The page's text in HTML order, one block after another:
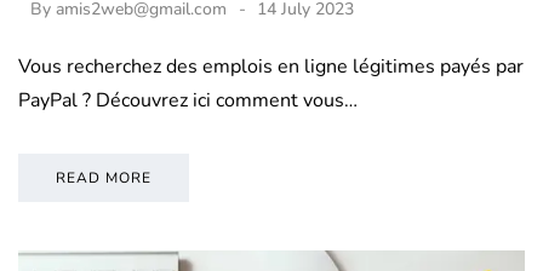
By amis2web@gmail.com 14 July 2023
Vous recherchez des emplois en ligne légitimes payés par
PayPal ? Découvrez ici comment vous…
READ MORE